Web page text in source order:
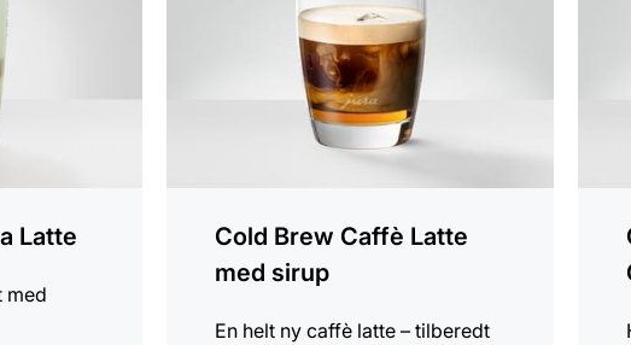
Latte
med
Cold Brew Caffè Latte
med sirup
En helt ny caffè latte – tilberedt